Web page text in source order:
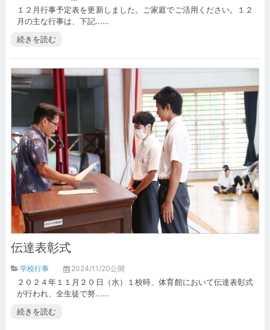
１２月行事予定表を更新しました。ご家庭でご活用ください。１２
月の主な行事は、下記...…
続きを読む
伝達表彰式
学校行事
2024/11/20公開
２０２４年１１月２０日（水）１校時、体育館において伝達表彰式
が行われ、全生徒で努...…
続きを読む